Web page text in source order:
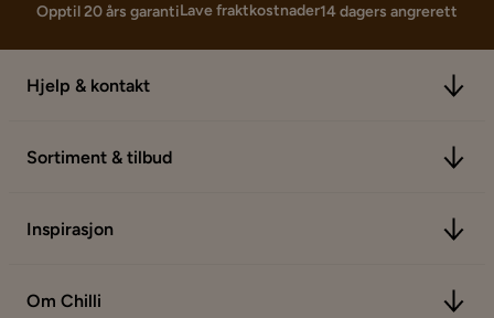
Opptil 20 års garantiLave fraktkostnader14 dagers angrerett
Hjelp & kontakt
Sortiment & tilbud
Inspirasjon
Om Chilli